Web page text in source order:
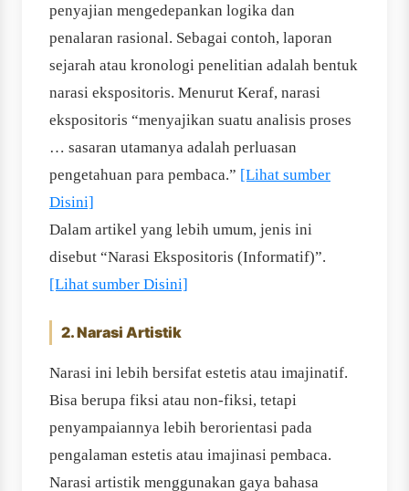
penyajian mengedepankan logika dan
penalaran rasional. Sebagai contoh, laporan
sejarah atau kronologi penelitian adalah bentuk
narasi ekspositoris. Menurut Keraf, narasi
ekspositoris “menyajikan suatu analisis proses
… sasaran utamanya adalah perluasan
pengetahuan para pembaca.” [Lihat sumber
Disini]
Dalam artikel yang lebih umum, jenis ini
disebut “Narasi Ekspositoris (Informatif)”.
[Lihat sumber Disini]
2. Narasi Artistik
Narasi ini lebih bersifat estetis atau imajinatif.
Bisa berupa fiksi atau non-fiksi, tetapi
penyampaiannya lebih berorientasi pada
pengalaman estetis atau imajinasi pembaca.
Narasi artistik menggunakan gaya bahasa